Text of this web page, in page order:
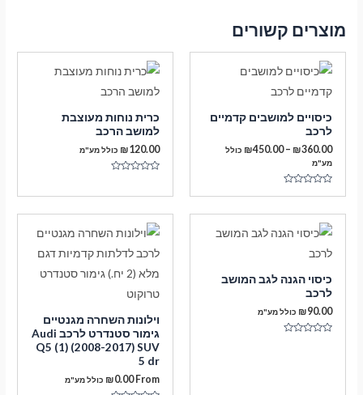
מוצרים קשורים
כיסויים למושבים קדמיים
לרכב
₪360.00
–
₪450.00
טווח
⁦₪450.00⁩
כולל
מע"מ
כרית נוחות מעוצבת
למושב הרכב
₪120.00 כולל מע"מ
מתוך
כיסוי הגנה לגב המושב
לרכב
₪90.00 כולל מע"מ
וילונות השחרה מגנטיים
גימור סטנדרט לרכב Audi
Q5 (1) (2008-2017) SUV
5 dr
From
₪0.00 כולל מע"מ